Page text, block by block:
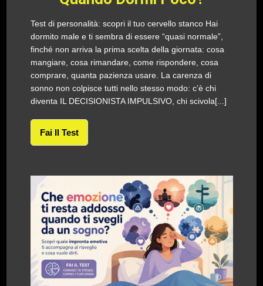
Test di personalità: scopri il tuo cervello stanco Hai
dormito male e ti sembra di essere “quasi normale”,
finché non arriva la prima scelta della giornata: cosa
mangiare, cosa rimandare, come rispondere, cosa
comprare, quanta pazienza usare. La carenza di
sonno non colpisce tutti nello stesso modo: c’è chi
diventa IL DECISIONISTA IMPULSIVO, chi scivola[...]
Fai Il Test